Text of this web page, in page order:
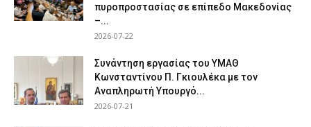
πυροπροστασίας σε επίπεδο Μακεδονίας
–...
2026-07-22
Συνάντηση εργασίας του ΥΜΑΘ
Κωνσταντίνου Π. Γκιουλέκα με τον
Αναπληρωτή Υπουργό...
2026-07-21